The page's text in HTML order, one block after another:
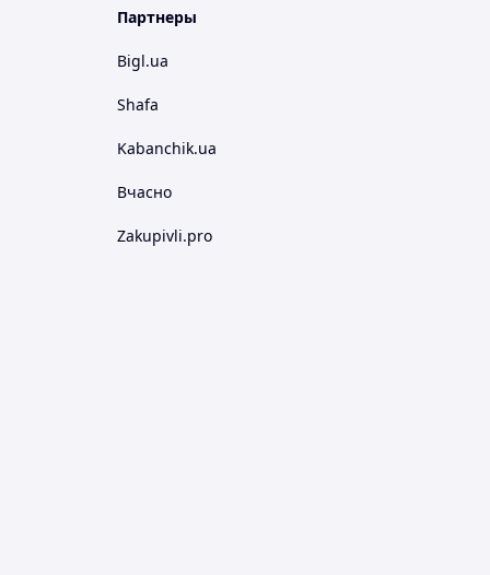
Партнеры
Bigl.ua
Shafa
Kabanchik.ua
Вчасно
Zakupivli.pro